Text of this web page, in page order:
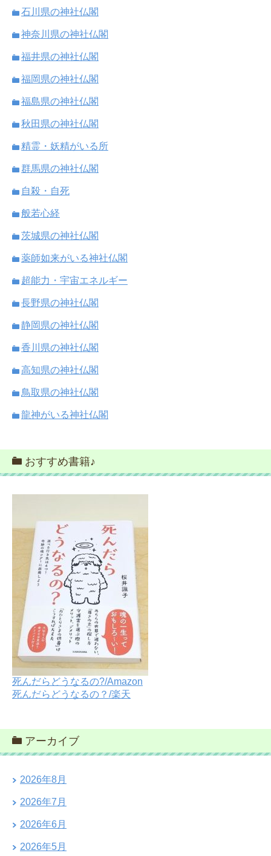
石川県の神社仏閣
神奈川県の神社仏閣
福井県の神社仏閣
福岡県の神社仏閣
福島県の神社仏閣
秋田県の神社仏閣
精霊・妖精がいる所
群馬県の神社仏閣
自殺・自死
般若心経
茨城県の神社仏閣
薬師如来がいる神社仏閣
超能力・宇宙エネルギー
長野県の神社仏閣
静岡県の神社仏閣
香川県の神社仏閣
高知県の神社仏閣
鳥取県の神社仏閣
龍神がいる神社仏閣
おすすめ書籍♪
死んだらどうなるの?/Amazon
死んだらどうなるの？/楽天
アーカイブ
2026年8月
2026年7月
2026年6月
2026年5月